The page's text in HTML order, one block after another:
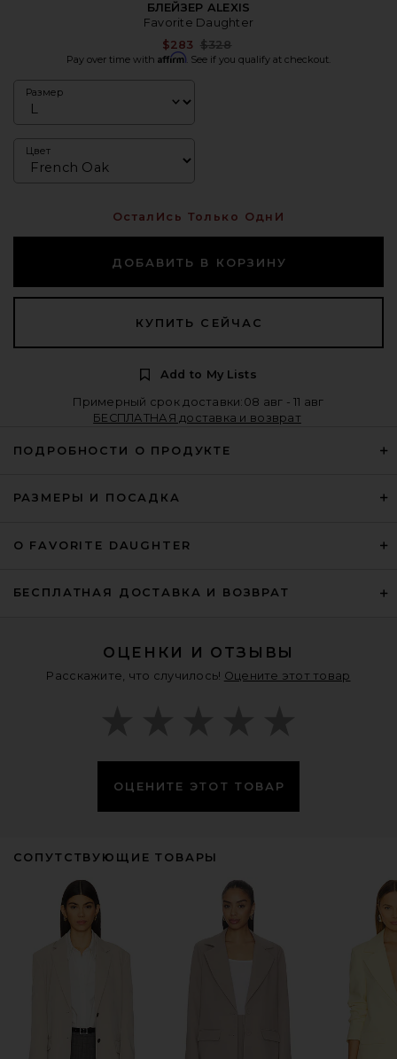
БЛЕЙЗЕР ALEXIS
Favorite Daughter
$283 Previous price:
$328
Pay over time with Affirm . See if you qualify at checkout.
Размер
Цвет
ОсталИсь Только ОднИ
ДОБАВИТЬ В КОРЗИНУ
КУПИТЬ СЕЙЧАС
Add to My Lists
Примерный срок доставки:08 авг - 11 авг
БЕСПЛАТНАЯ доставка и возврат
ПОДРОБНОСТИ О ПРОДУКТЕ
РАЗМЕРЫ И ПОСАДКА
О FAVORITE DAUGHTER
БЕСПЛАТНАЯ ДОСТАВКА И ВОЗВРАТ
ОЦЕНКИ И ОТЗЫВЫ
Расскажите, что случилось! Оцените этот товар
ОЦЕНИТЕ ЭТОТ ТОВАР
СОПУТСТВУЮЩИЕ ТОВАРЫ